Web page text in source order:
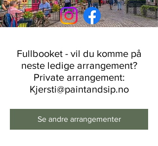
Fullbooket - vil du komme på
neste ledige arrangement?
Private arrangement:
Kjersti@paintandsip.no
Se andre arrangementer